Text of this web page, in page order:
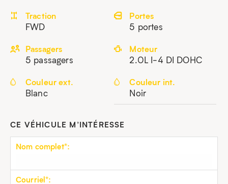
Traction
FWD
Portes
5 portes
Passagers
5 passagers
Moteur
2.0L I-4 DI DOHC
Couleur ext.
Blanc
Couleur int.
Noir
CE VÉHICULE M’INTÉRESSE
Nom complet*:
Courriel*: